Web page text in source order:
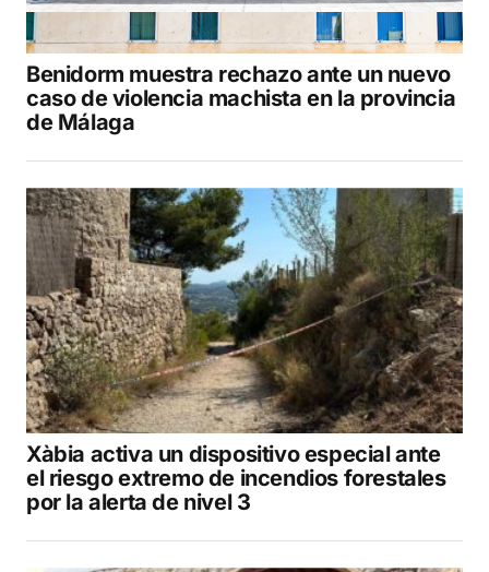
Benidorm muestra rechazo ante un nuevo
caso de violencia machista en la provincia
de Málaga
Xàbia activa un dispositivo especial ante
el riesgo extremo de incendios forestales
por la alerta de nivel 3